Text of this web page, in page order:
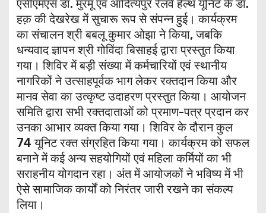
एसीएमएस डॉ. मुरमू एवं आदित्यपुर रेलवे हेल्थ यूनिट के डॉ.
हक़ की देखरेख में सुचारू रूप से संपन्न हुई। कार्यक्रम
का संचालन श्री बबलू कुमार ओझा ने किया, जबकि
धन्यवाद ज्ञापन श्री गोविंदा बिसाहई द्वारा प्रस्तुत किया
गया। शिविर में बड़ी संख्या में कर्मचारियों एवं स्थानीय
नागरिकों ने उत्साहपूर्वक भाग लेकर रक्तदान किया और
मानव सेवा का उत्कृष्ट उदाहरण प्रस्तुत किया। आयोजन
समिति द्वारा सभी रक्तदाताओं को प्रमाण-पत्र प्रदान कर
उनका आभार व्यक्त किया गया। शिविर के दौरान कुल
74 यूनिट रक्त संग्रहित किया गया। कार्यक्रम को सफल
बनाने में कई अन्य सहयोगियों एवं महिला कर्मियों का भी
सराहनीय योगदान रहा। अंत में आयोजकों ने भविष्य में भी
ऐसे सामाजिक कार्यों को निरंतर जारी रखने का संकल्प
लिया।